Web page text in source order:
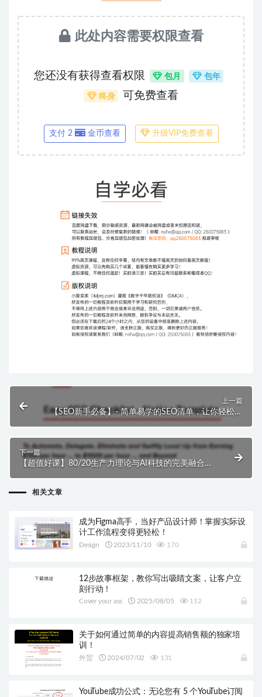
此处内容需要权限查看
您还没有获得查看权限 包月 包年
终身 可免费查看
支付 2 金币查看 升级VIP免费查看
上一篇
【SEO新手必备】- 简单易学的SEO清单，让你轻松驾
下一篇
【超值好课】80/20生产力理论与AI科技的完美融合：
相关文章
成为Figma高手，当好产品设计师！掌握实际设
计工作流程变得更轻松！
Design 2023/11/10 170
12步故事框架，教你写出吸睛文案，让客户立
刻行动！
Cover your ass 2025/08/05 112
关于如何通过简单的内容提高销售额的独家培
训！
外贸 2024/07/02 131
YouTube成功公式：无论您有 5 个YouTube订阅